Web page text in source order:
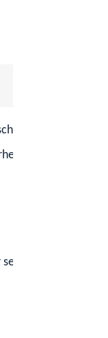
anmelden.
beachten.